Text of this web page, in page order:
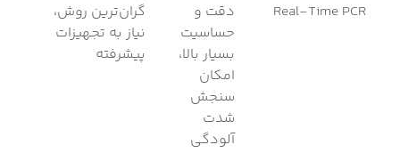
Real-Time PCR
دقت و
حساسیت
بسیار بالا،
امکان
سنجش
شدت
آلودگی
گران‌ترین روش،
نیاز به تجهیزات
پیشرفته